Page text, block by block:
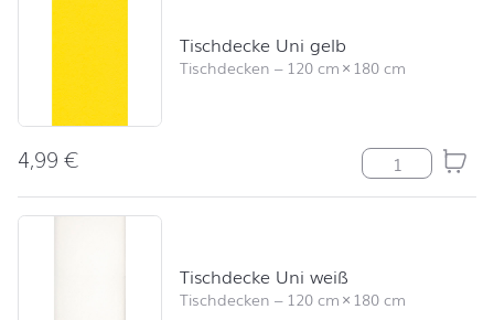
Tischdecke Uni gelb
Tischdecken – 120 cm× 180 cm
4,99€ Tischdecke
Tischdecke Uni weiß
Tischdecken – 120 cm× 180 cm